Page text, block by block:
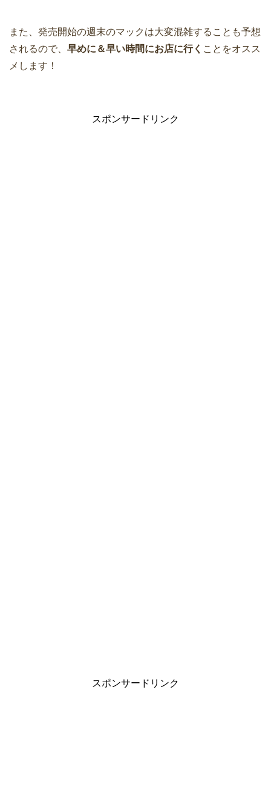
また、発売開始の週末のマックは大変混雑することも予想
されるので、 早めに＆早い時間にお店に行く ことをオスス
メします！
スポンサードリンク
スポンサードリンク